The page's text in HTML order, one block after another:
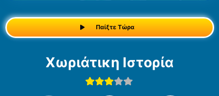
Παίξτε Τώρα
Χωριάτικη Ιστορία